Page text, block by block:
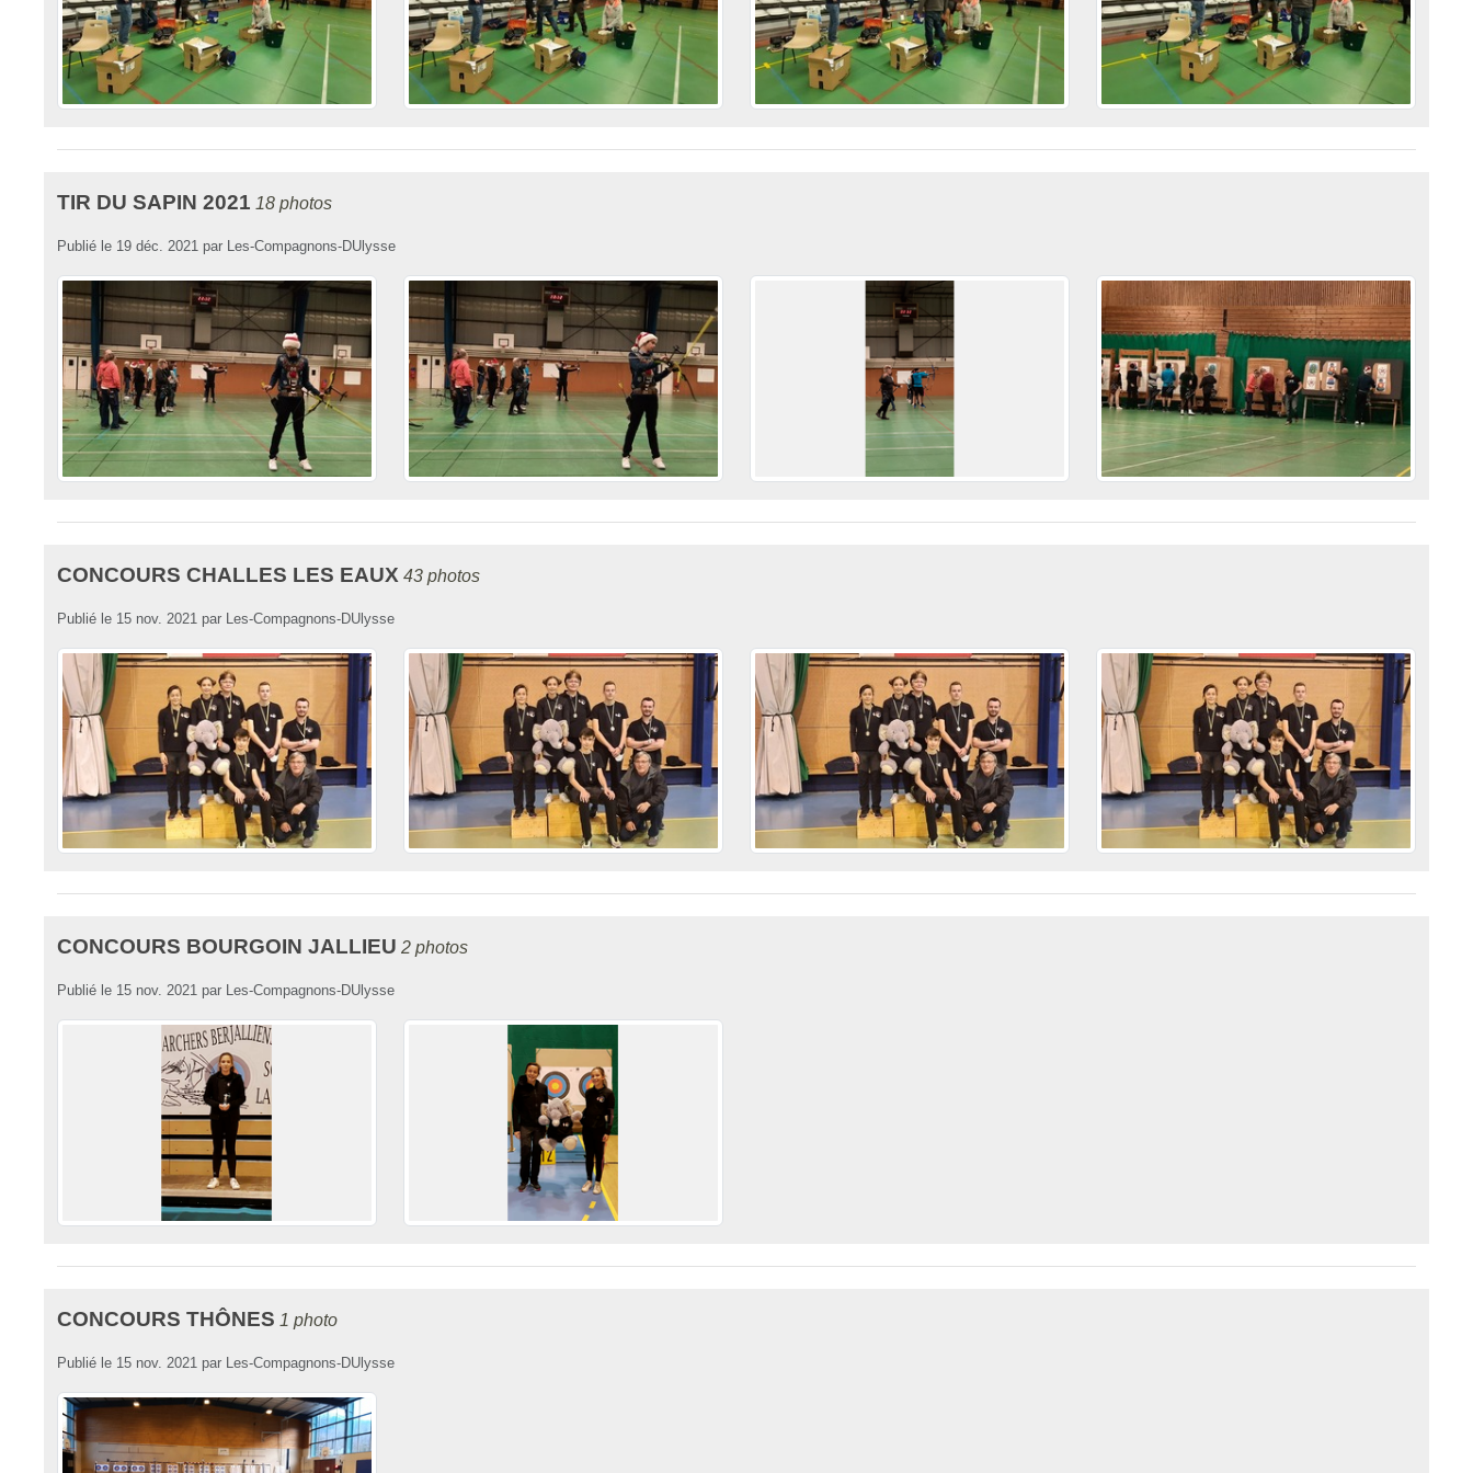
TIR DU SAPIN 2021 18 photos
Publié le 19 déc. 2021 par Les-Compagnons-DUlysse
CONCOURS CHALLES LES EAUX 43 photos
Publié le 15 nov. 2021 par Les-Compagnons-DUlysse
CONCOURS BOURGOIN JALLIEU 2 photos
Publié le 15 nov. 2021 par Les-Compagnons-DUlysse
CONCOURS THÔNES 1 photo
Publié le 15 nov. 2021 par Les-Compagnons-DUlysse